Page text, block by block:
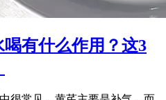
有什么作用？这3